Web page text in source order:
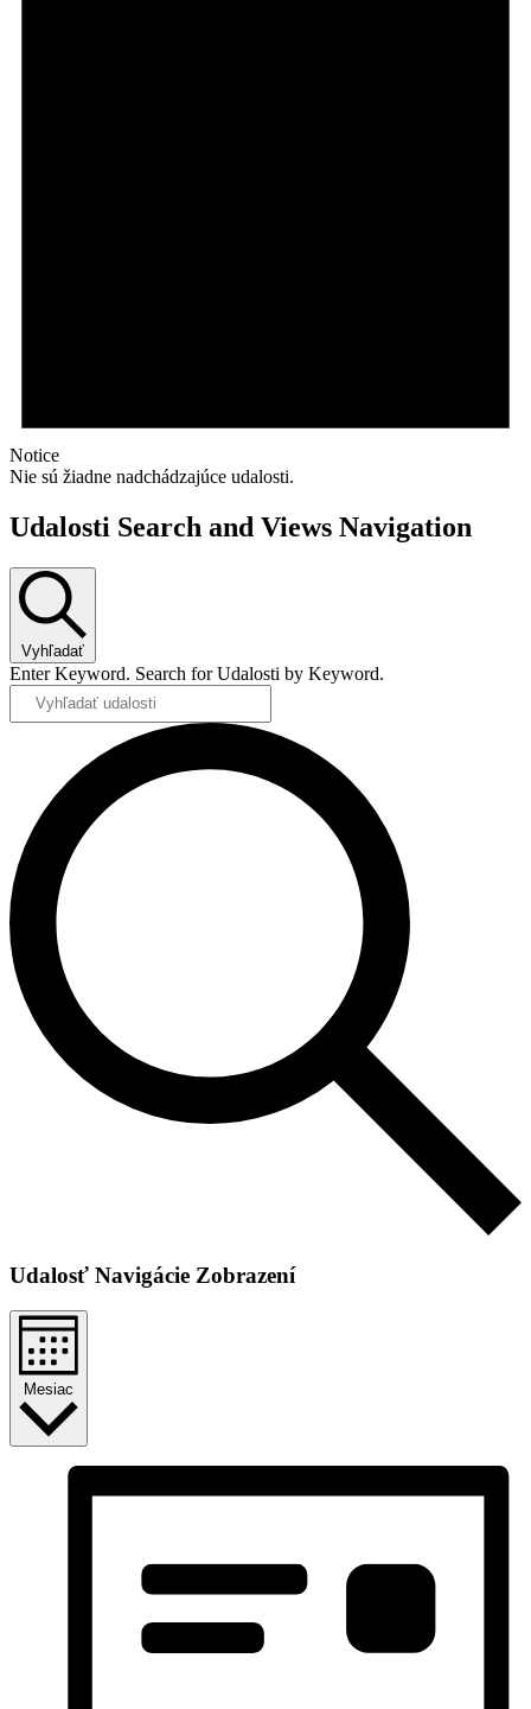
Notice
Nie sú žiadne nadchádzajúce udalosti.
Udalosti Search and Views Navigation
Vyhľadať
Enter Keyword. Search for Udalosti by Keyword.
Udalosť Navigácie Zobrazení
Mesiac